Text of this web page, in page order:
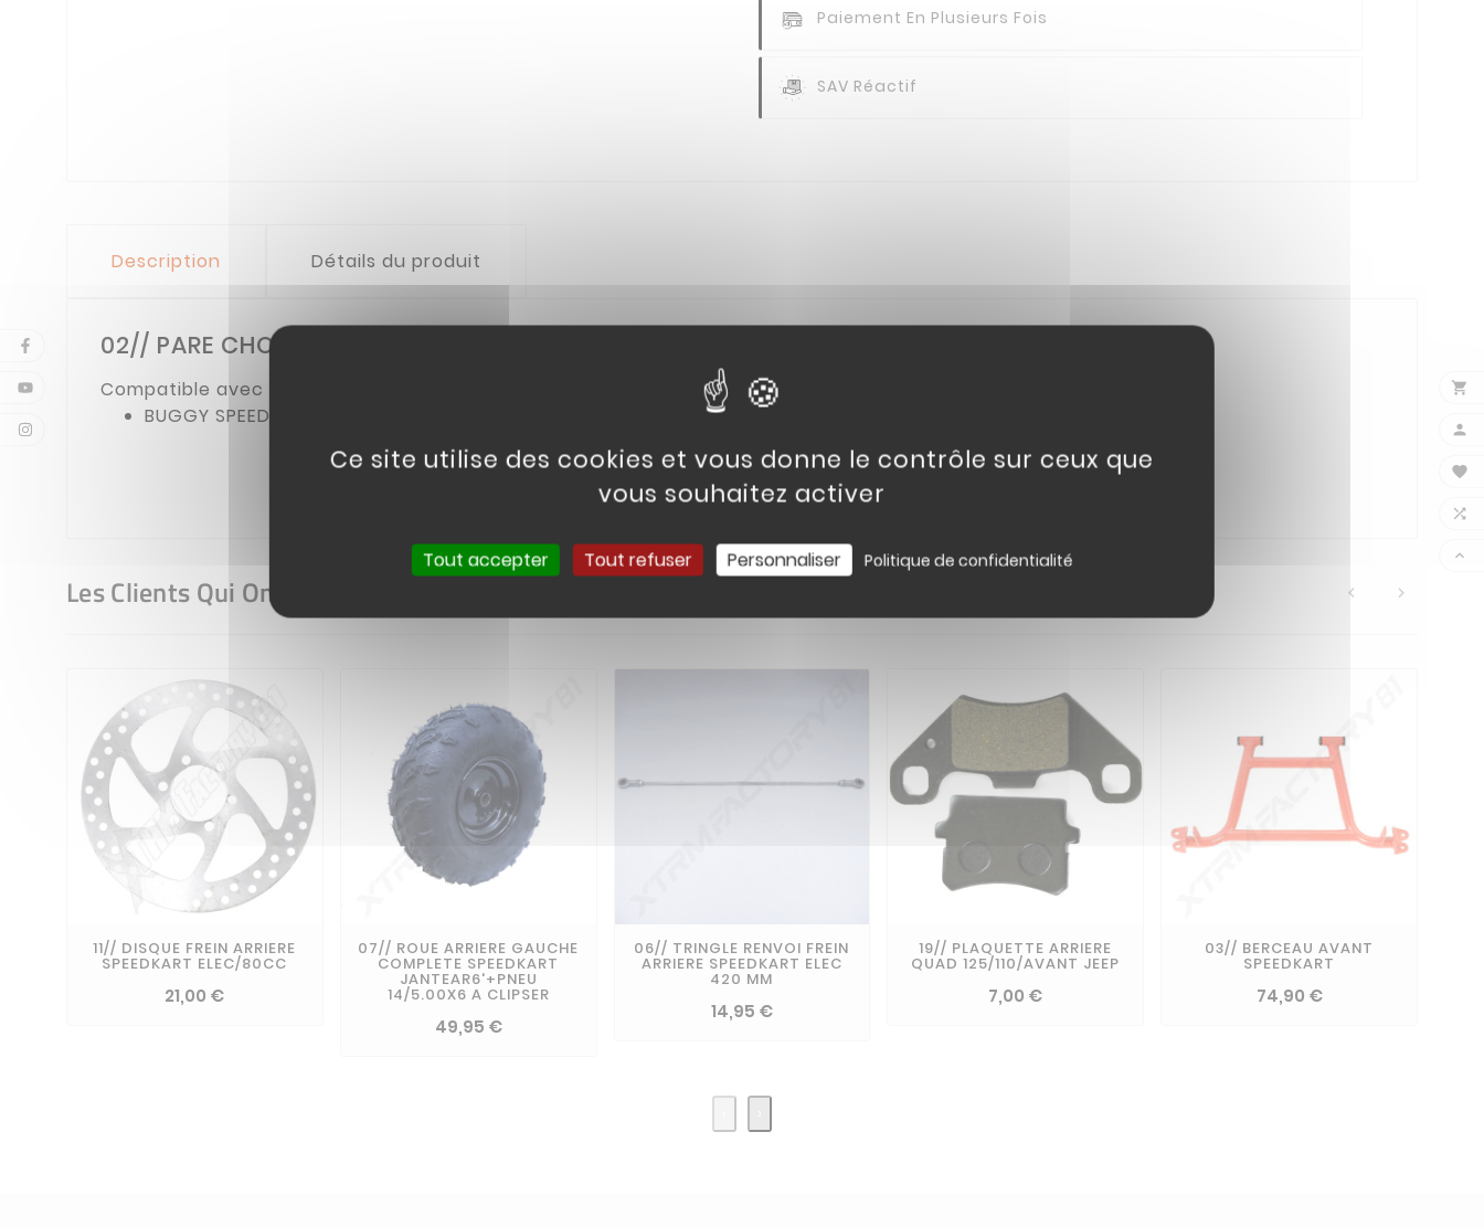
Paiement En Plusieurs Fois
SAV Réactif
Description Détails du produit
02// PARE CHOC AVANT SPEEDKART
Compatible avec :
BUGGY SPEEDKART 100CC
Les Clients Qui Ont Acheté Ce Produit Ont Également Acheté :  
11// DISQUE FREIN ARRIERE
SPEEDKART ELEC/80CC
21,00 €
07// ROUE ARRIERE GAUCHE
COMPLETE SPEEDKART
JANTEAR6'+PNEU
14/5.00X6 A CLIPSER
49,95 €
06// TRINGLE RENVOI FREIN
ARRIERE SPEEDKART ELEC
420 MM
14,95 €
19// PLAQUETTE ARRIERE
QUAD 125/110/AVANT JEEP
7,00 €
03// BERCEAU AVANT
SPEEDKART
74,90 €





Ce site utilise des cookies et vous donne le contrôle sur ceux que
vous souhaitez activer
Tout accepter Tout refuser Personnaliser Politique de confidentialité